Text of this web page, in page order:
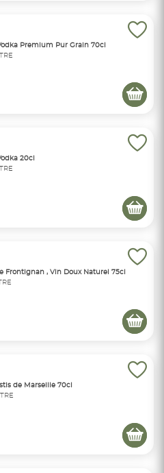
Premium Pur Grain 70cl
20cl
Frontignan , Vin Doux Naturel 75cl
de Marseille 70cl